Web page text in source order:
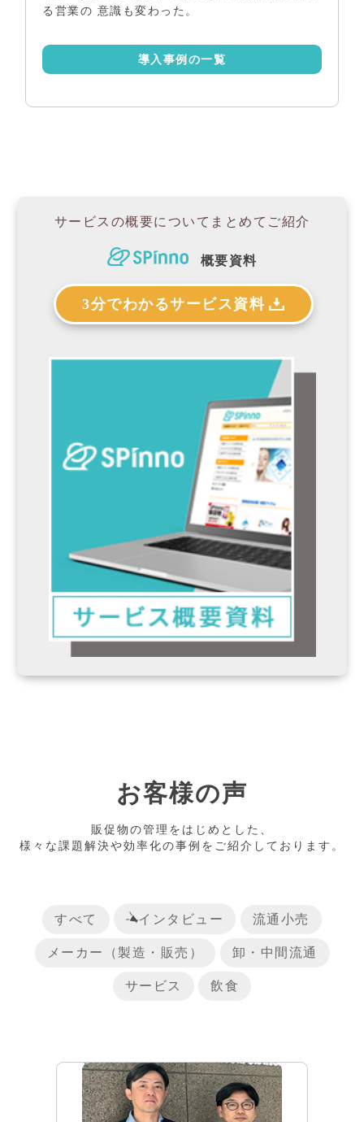
る営業の 意識も変わった。
導入事例の一覧
サービスの概要について まとめてご紹介
概要資料
3分でわかるサービス資料
お客様の声
販促物の管理をはじめとした、
様々な課題解決や効率化の事例をご紹介しております。
すべて インタビュー 流通小売
メーカー（製造・販売） 卸・中間流通
サービス 飲食